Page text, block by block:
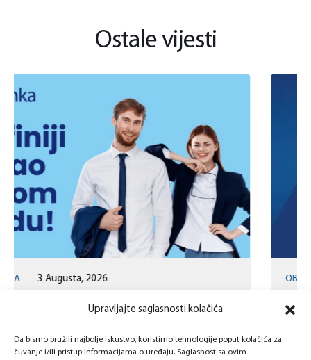
Upravljajte saglasnosti kolačića
Da bismo pružili najbolje iskustvo, koristimo tehnologije poput kolačića za
čuvanje i/ili pristup informacijama o uređaju. Saglasnost sa ovim
Ostale vijesti
OBAVJEŠTENJA
Održivog paketa usluga za finansijsku
inkluziju
Poštovani klijenti,Želimo vas podsjetiti da je u